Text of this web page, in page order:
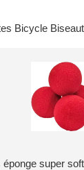
Bicycle
éponge super